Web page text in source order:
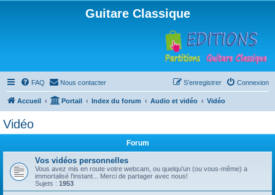
Guitare Classique
FAQ Nous contacter Connexion
S’enregistrer
Accueil Portail Index du forum Audio et vidéo Vidéo
Vidéo
Forum
Vos vidéos personnelles
Vous avez mis en route votre webcam, ou quelqu'un (ou vous-même) a
immortalisé l'instant... Merci de partager avec nous!
Sujets : 1953